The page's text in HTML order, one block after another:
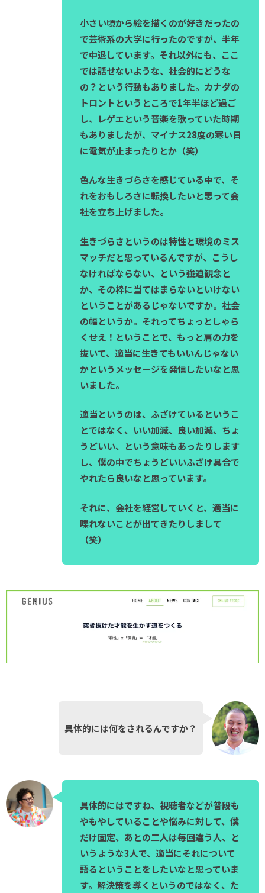
小さい頃から絵を描くのが好きだったの
で芸術系の大学に行ったのですが、半年
で中退しています。それ以外にも、ここ
では話せないような、社会的にどうな
の？という行動もありました。カナダの
トロントというところで1年半ほど過ご
し、レゲエという音楽を歌っていた時期
もありましたが、マイナス28度の寒い日
に電気が止まったりとか（笑）
色んな生きづらさを感じている中で、そ
れをおもしろさに転換したいと思って会
社を立ち上げました。
生きづらさというのは特性と環境のミス
マッチだと思っているんですが、こうし
なければならない、という強迫観念と
か、その枠に当てはまらないといけない
ということがあるじゃないですか。社会
の幅というか。それってちょっとしゃら
くせえ！ということで、もっと肩の力を
抜いて、適当に生きてもいいんじゃない
かというメッセージを発信したいなと思
いました。
適当というのは、ふざけているというこ
とではなく、いい加減、良い加減、ちょ
うどいい、という意味もあったりします
し、僕の中でちょうどいいふざけ具合で
やれたら良いなと思っています。
それに、会社を経営していくと、適当に
喋れないことが出てきたりしまして
（笑）
具体的には何をされるんですか？
具体的にはですね、視聴者などが普段も
やもやしていることや悩みに対して、僕
だけ固定、あとの二人は毎回違う人、と
いうような3人で、適当にそれについて
語るということをしたいなと思っていま
す。解決策を導くというのではなく、た